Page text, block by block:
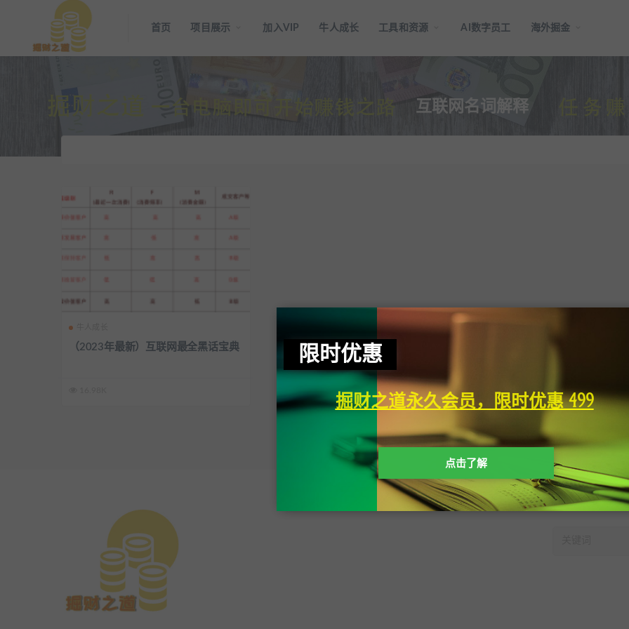
首页 项目展示 加入VIP 牛人成长 工具和资源 AI数字员工 海外掘金
互联网名词解释
（2023年最新）互联网最全黑话宝典
快速搜索
限时优惠
掘财之道永久会员，限时优惠 499
点击了解